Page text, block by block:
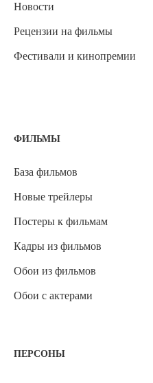
Новости
Рецензии на фильмы
Фестивали и кинопремии
ФИЛЬМЫ
База фильмов
Новые трейлеры
Постеры к фильмам
Кадры из фильмов
Обои из фильмов
Обои с актерами
ПЕРСОНЫ